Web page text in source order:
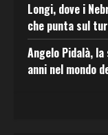
Longi, dove i
che punta sul
Angelo Pidalà,
anni nel mondo